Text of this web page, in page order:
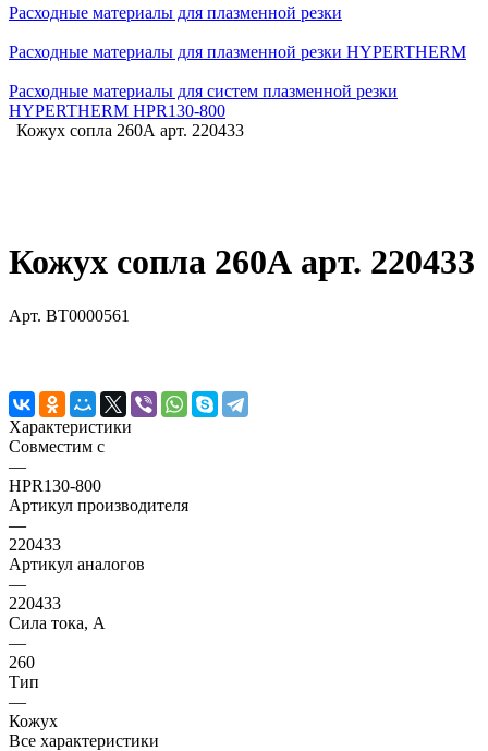
Расходные материалы для плазменной резки
Расходные материалы для плазменной резки HYPERTHERM
Расходные материалы для систем плазменной резки
HYPERTHERM HPR130-800
Кожух сопла 260А арт. 220433
Кожух сопла 260А арт. 220433
Арт. BT0000561
Характеристики
Совместим с
—
HPR130-800
Артикул производителя
—
220433
Артикул аналогов
—
220433
Сила тока, А
—
260
Тип
—
Кожух
Все характеристики